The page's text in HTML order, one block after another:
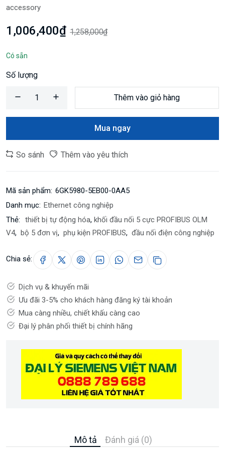
accessory
1,006,400₫ 1,258,000₫
Có sẵn
Số lượng
Thêm vào giỏ hàng
Mua ngay
So sánh Thêm vào yêu thích
Mã sản phẩm: 6GK5980-5EB00-0AA5
Danh mục: Ethernet công nghiệp
Thẻ:
thiết bị tự động hóa, khối đầu nối 5 cực PROFIBUS OLM
V4, bộ 5 đơn vị, phụ kiện PROFIBUS, đầu nối điện công nghiệp
Chia sẻ:
Dịch vụ & khuyến mãi
Ưu đãi 3-5% cho khách hàng đăng ký tài khoản
Mua càng nhiều, chiết khấu càng cao
Đại lý phân phối thiết bị chính hãng
Mô tả Đánh giá (0)